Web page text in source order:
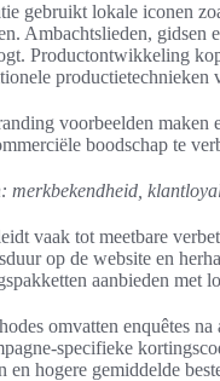
gebruikt lokale iconen
Ambachtslieden, gidsen
Productontwikkeling
productietechnieken
voorbeelden maken
boodschap te
merkbekendheid,
vaak tot meetbare
op de website en
aanbieden met
omvatten enquêtes
specifieke
hogere gemiddelde